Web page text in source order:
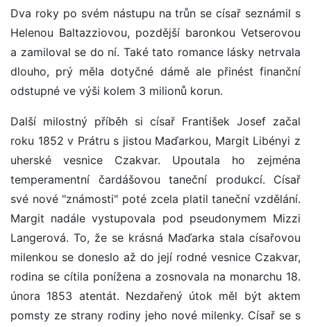
Dva roky po svém nástupu na trůn se císař seznámil s
Helenou Baltazziovou, pozdější baronkou Vetserovou
a zamiloval se do ní. Také tato romance lásky netrvala
dlouho, prý měla dotyčné dámě ale přinést finanční
odstupné ve výši kolem 3 milionů korun.
Další milostný příběh si císař František Josef začal
roku 1852 v Prátru s jistou Maďarkou, Margit Libényi z
uherské vesnice Czakvar. Upoutala ho zejména
temperamentní čardášovou taneční produkcí. Císař
své nové "známosti" poté zcela platil taneční vzdělání.
Margit nadále vystupovala pod pseudonymem Mizzi
Langerová. To, že se krásná Maďarka stala císařovou
milenkou se doneslo až do její rodné vesnice Czakvar,
rodina se cítila ponížena a zosnovala na monarchu 18.
února 1853 atentát. Nezdařený útok měl být aktem
pomsty ze strany rodiny jeho nové milenky. Císař se s